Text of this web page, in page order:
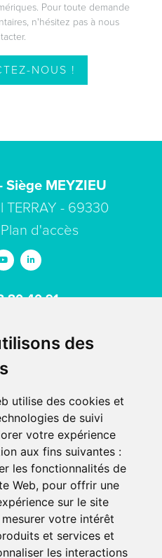
des
utilise des cookies et
de suivi
votre expérience
aux fins suivantes :
les fonctionnalités de
Web, pour offrir une
sur le site
votre intérêt
et services et
les interactions
Pour toute demande
n'hésitez pas à nous
NOUS !
Siège MEYZIEU
- 69330
Plan d'accès
80 40 91
ACN Service à votre
soit par email, soit en
de contact.
40 91